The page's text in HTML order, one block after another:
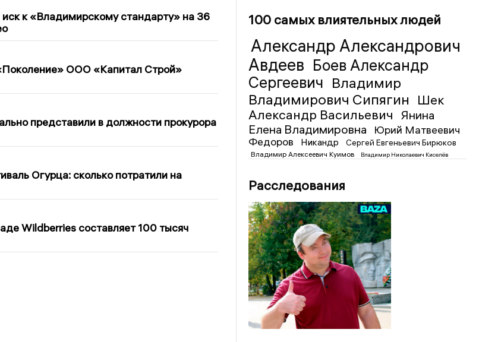
к «Владимирскому стандарту» на 36
ООО «Капитал Строй»
представили в должности прокурора
Огурца: сколько потратили на
Wildberries составляет 100 тысяч
100 самых влиятельных людей
Александр Александрович
Авдеев Боев Александр
Сергеевич Владимир
Владимирович Сипягин Шек
Александр Васильевич
Янина
Елена Владимировна
Юрий Матвеевич
Федоров
Никандр Сергей Евгеньевич Бирюков
Владимир Алексеевич Куимов Владимир Николаевич Киселёв
Расследования